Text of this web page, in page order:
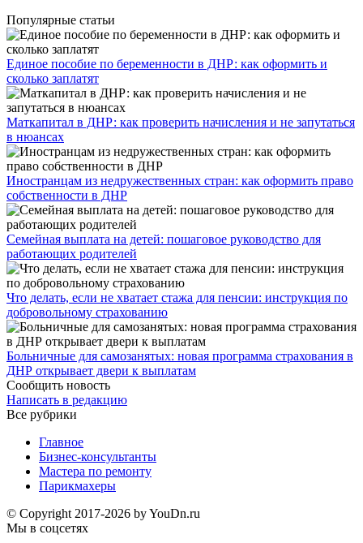
Популярные статьи
Единое пособие по беременности в ДНР: как оформить и
сколько заплатят
​Маткапитал в ДНР: как проверить начисления и не запутаться
в нюансах
Иностранцам из недружественных стран: как оформить право
собственности в ДНР
Семейная выплата на детей: пошаговое руководство для
работающих родителей
Что делать, если не хватает стажа для пенсии: инструкция по
добровольному страхованию
Больничные для самозанятых: новая программа страхования в
ДНР открывает двери к выплатам
Сообщить новость
Написать в редакцию
Все рубрики
Главное
Бизнес-консультанты
Мастера по ремонту
Парикмахеры
© Copyright 2017-2026 by YouDn.ru
Мы в соцсетях